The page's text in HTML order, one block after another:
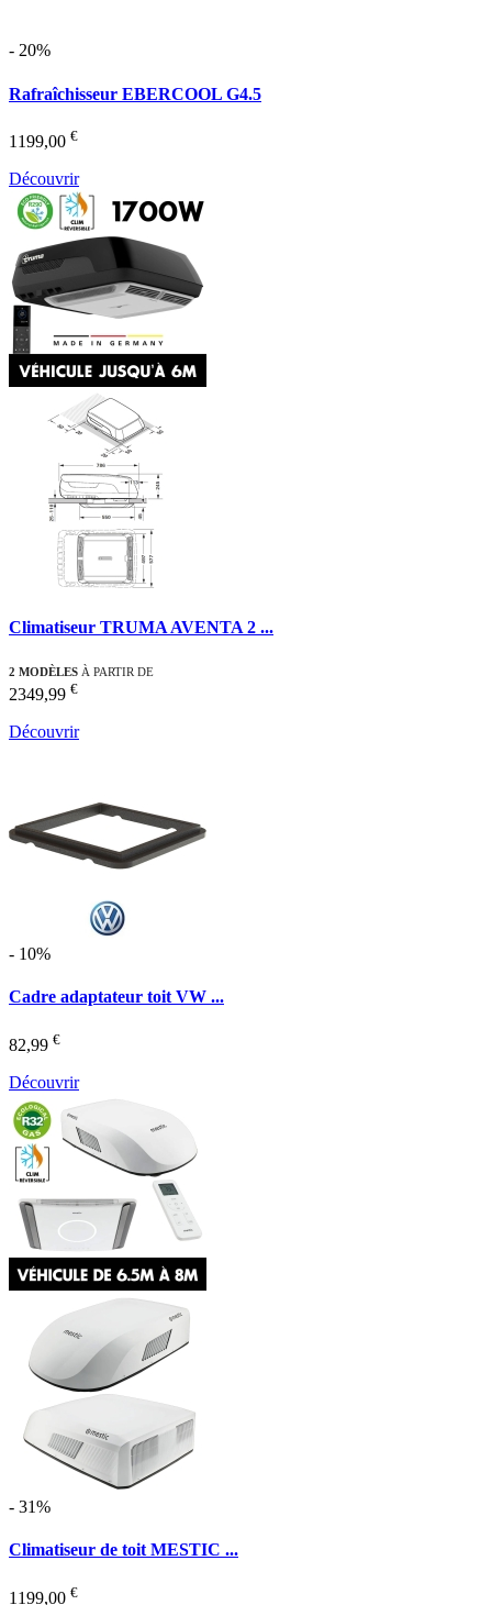
- 20%
Rafraîchisseur EBERCOOL G4.5
1199,00 €
Découvrir
Climatiseur TRUMA AVENTA 2 ...
2 MODÈLES À PARTIR DE
2349,99 €
Découvrir
- 10%
Cadre adaptateur toit VW ...
82,99 €
Découvrir
- 31%
Climatiseur de toit MESTIC ...
1199,00 €